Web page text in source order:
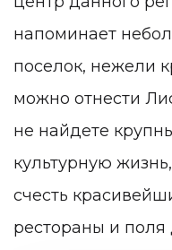
напоминает
поселок, нежели
можно отнести
не найдете
культурную
счесть
рестораны и поля